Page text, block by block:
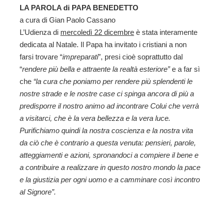
LA PAROLA di PAPA BENEDETTO
a cura di Gian Paolo Cassano
L’Udienza di mercoledì 22 dicembre è stata interamente
dedicata al Natale. Il Papa ha invitato i cristiani a non
farsi trovare “impreparati”, presi cioè soprattutto dal
“rendere più bella e attraente la realtà esteriore”e a far sì
che “la cura che poniamo per rendere più splendenti le
nostre strade e le nostre case ci spinga ancora di più a
predisporre il nostro animo ad incontrare Colui che verrà
a visitarci, che è la vera bellezza e la vera luce.
Purifichiamo quindi la nostra coscienza e la nostra vita
da ciò che è contrario a questa venuta: pensieri, parole,
atteggiamenti e azioni, spronandoci a compiere il bene e
a contribuire a realizzare in questo nostro mondo la pace
e la giustizia per ogni uomo e a camminare così incontro
al Signore”.